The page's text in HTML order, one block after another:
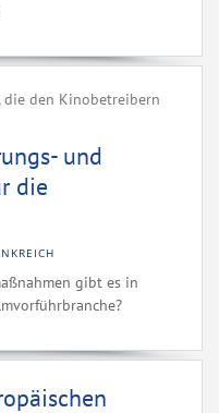
die den Kinobetreibern
und
die
gibt es in